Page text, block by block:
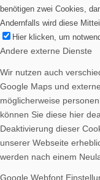
benötigen zwei Cookies,
Andernfalls wird diese
Hier klicken, um
Andere externe Dienste
Wir nutzen auch
Google Maps und
möglicherweise
können Sie diese hier
Deaktivierung dieser
unserer Webseite
werden nach einem
Google Webfont